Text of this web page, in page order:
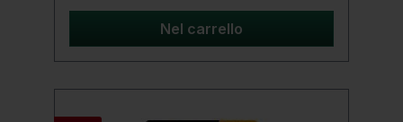
resistente all'abrasione: È lunga 11 metri e il
diametro della linea diminuisce ogni 3 metri.
gesso significativamente più piccolo del
semplice! Dettagli del prodotto: Lunghezza:
Nel carrello